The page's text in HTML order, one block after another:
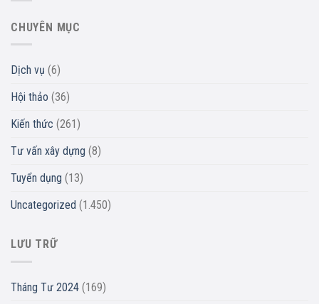
CHUYÊN MỤC
Dịch vụ (6)
Hội thảo (36)
Kiến thức (261)
Tư vấn xây dựng (8)
Tuyển dụng (13)
Uncategorized (1.450)
LƯU TRỮ
Tháng Tư 2024 (169)